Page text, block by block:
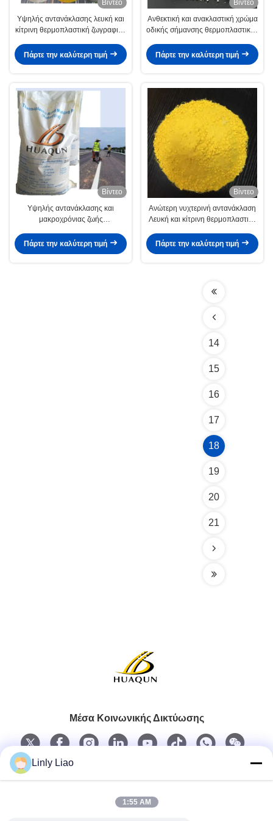
Βίντεο
Υψηλής αντανάκλασης λευκή και
κίτρινη θερμοπλαστική ζωγραφική
σήμανση
Πάρτε την καλύτερη τιμή
Βίντεο
Ανθεκτική και ανακλαστική χρώμα
οδικής σήμανσης θερμοπλαστικής
για οδική σήμανση
Πάρτε την καλύτερη τιμή
Βίντεο
Υψηλής αντανάκλασης και
μακροχρόνιας ζωής
σήμανσης για οδική σήμανση με
Πάρτε την καλύτερη τιμή
Βίντεο
Ανώτερη νυχτερινή αντανάκλαση
Λευκή και κίτρινη θερμοπλαστική
οδική σήμανση
Πάρτε την καλύτερη τιμή
14
15
16
17
18
19
20
21
Μέσα Κοινωνικής Δικτύωσης
Γρήγορη επαφή
Linly Liao
1:55 AM